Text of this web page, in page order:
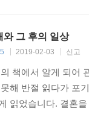
와 그 후의 일상
2019-02-03 신고
책에서 알게 되어
해 반절 읽다가 포
읽었습니다. 결혼